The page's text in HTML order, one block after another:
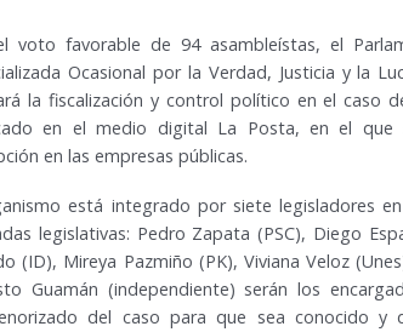
voto favorable de 94 asambleístas, el
Ocasional por la Verdad, Justicia y la
la fiscalización y control político en el caso
en el medio digital La Posta, en el que
en las empresas públicas.
está integrado por siete legisladores
legislativas: Pedro Zapata (PSC), Diego
(ID), Mireya Pazmiño (PK), Viviana Veloz
Guamán (independiente) serán los
del caso para que sea conocido